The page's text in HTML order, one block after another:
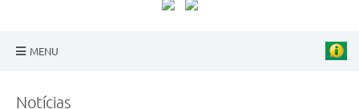
MENU
Notícias